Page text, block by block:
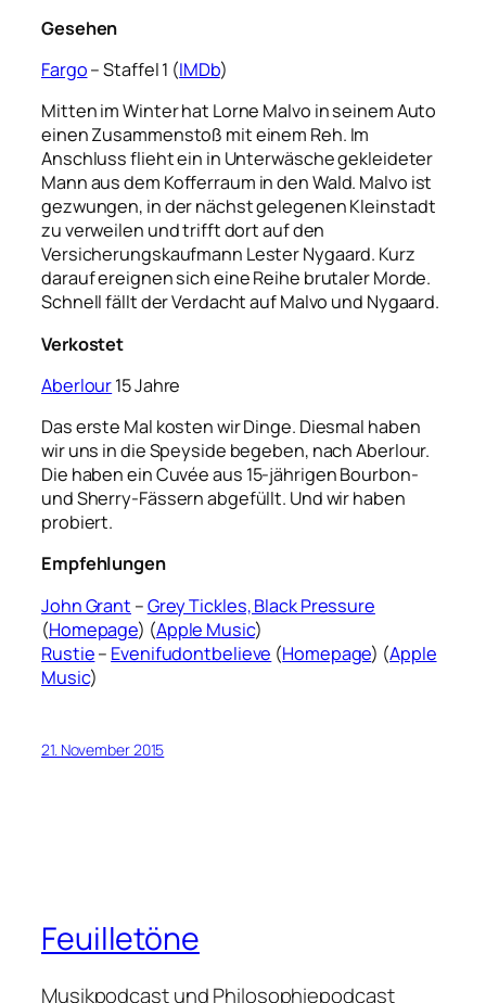
Gesehen
Fargo– Staffel 1 (IMDb)
Mitten im Winter hat Lorne Malvo in seinem Auto
einen Zusammenstoß mit einem Reh. Im
Anschluss flieht ein in Unterwäsche gekleideter
Mann aus dem Kofferraum in den Wald. Malvo ist
gezwungen, in der nächst gelegenen Kleinstadt
zu verweilen und trifft dort auf den
Versicherungskaufmann Lester Nygaard. Kurz
darauf ereignen sich eine Reihe brutaler Morde.
Schnell fällt der Verdacht auf Malvo und Nygaard.
Verkostet
Aberlour15 Jahre
Das erste Mal kosten wir Dinge. Diesmal haben
wir uns in die Speyside begeben, nach Aberlour.
Die haben einCuvée aus 15-jährigen Bourbon-
und Sherry-Fässern abgefüllt. Und wir haben
probiert.
Empfehlungen
John Grant –Grey Tickles, Black Pressure
(Homepage) (Apple Music)
Rustie– Evenifudontbelieve (Homepage) (Apple
Music)
21. November 2015
Feuilletöne
Musikpodcast und Philosophiepodcast